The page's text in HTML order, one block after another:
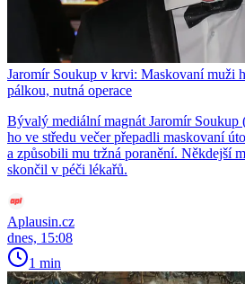
Jaromír Soukup v krvi: Maskovaní muži
pálkou, nutná operace
Bývalý mediální magnát Jaromír
ho ve středu večer přepadli maskovaní
a způsobili mu tržná poranění. Někdejší
skončil v péči lékařů.
Aplausin.cz
dnes, 15:08
1 min